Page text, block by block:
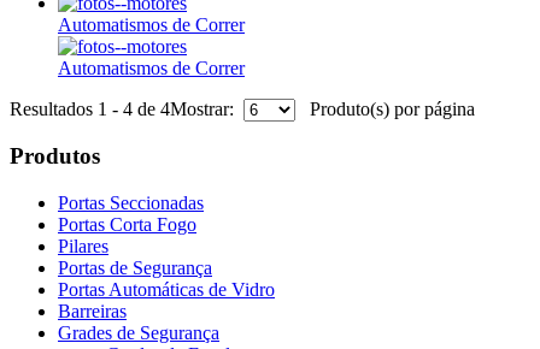
Automatismos de Correr
Automatismos de Correr
Resultados 1 - 4 de 4Mostrar: Produto(s) por página
Produtos
Portas Seccionadas
Portas Corta Fogo
Pilares
Portas de Segurança
Portas Automáticas de Vidro
Barreiras
Grades de Segurança